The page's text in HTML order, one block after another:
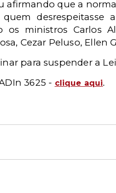
afirmando que a
desrespeitasse
ministros Carlos
Cezar Peluso, Ellen
para suspender a
3625 - clique aqui.